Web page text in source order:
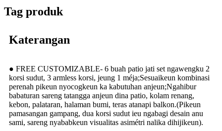
Tag produk
Katerangan
● FREE CUSTOMIZABLE- 6 buah patio jati set ngawengku 2
korsi sudut, 3 armless korsi, jeung 1 méja;Sesuaikeun kombinasi
perenah pikeun nyocogkeun ka kabutuhan anjeun;Ngahibur
babaturan sareng tatangga anjeun dina patio, kolam renang,
kebon, palataran, halaman bumi, teras atanapi balkon.(Pikeun
pamasangan gampang, dua korsi sudut ieu ngabagi desain anu
sami, sareng nyababkeun visualitas asimétri nalika dihijikeun).